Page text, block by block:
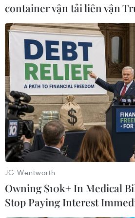
#FA #Premier Lesgue
#Ferguson
#Án phạt Anh
container vận tải liên vận
JG Wentworth
Owning $10k+ In Medical
Stop Paying Interest